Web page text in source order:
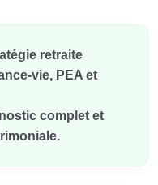
retraite
vie, PEA et
complet et